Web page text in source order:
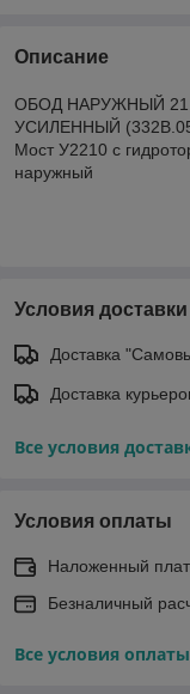
Описание
ОБОД НАРУЖНЫЙ
УСИЛЕННЫЙ
Мост У2210 с
наружный
Условия доставки
Доставка
Доставка
Все условия
Условия оплаты
Наложенный
Безналичный
Все условия оплаты